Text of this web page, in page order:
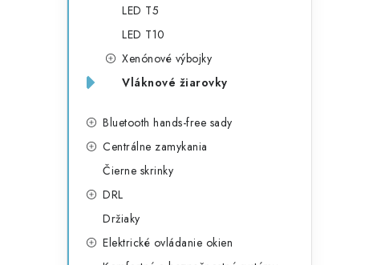
LED T5
LED T10
Xenónové výbojky
Vláknové žiarovky
Bluetooth hands-free sady
Centrálne zamykania
Čierne skrinky
DRL
Držiaky
Elektrické ovládanie okien